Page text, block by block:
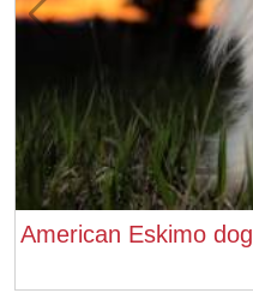
American Eskimo dog